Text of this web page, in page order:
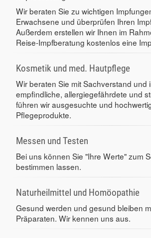
Wir beraten Sie zu wichtigen
Erwachsene und überprüfen Ihren
Außerdem erstellen wir Ihnen im
Reise-Impfberatung kostenlos eine
Kosmetik und med. Hautpflege
Wir beraten Sie mit Sachverstand und
empfindliche, allergiegefährdete und
führen wir ausgesuchte und
Pflegeprodukte.
Messen und Testen
Bei uns können Sie "Ihre Werte" zum
bestimmen lassen.
Naturheilmittel und Homöopathie
Gesund werden und gesund bleiben
Präparaten. Wir kennen uns aus.